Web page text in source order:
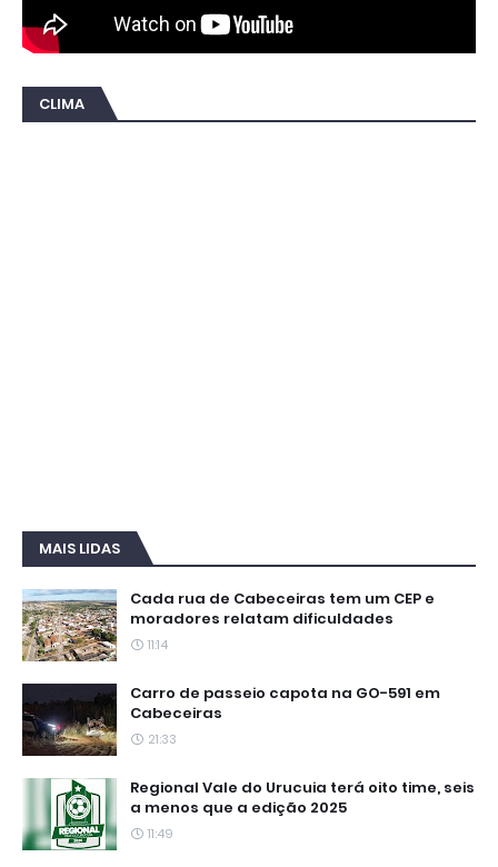
CLIMA
MAIS LIDAS
Cada rua de Cabeceiras tem um CEP e
moradores relatam dificuldades
11:14
Carro de passeio capota na GO-591 em
Cabeceiras
21:33
Regional Vale do Urucuia terá oito time, seis
a menos que a edição 2025
11:49